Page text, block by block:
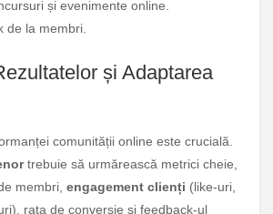
și evenimente online.
de la membri.
și Adaptarea
comunității online este crucială.
trebuie să urmărească metrici cheie,
membri, engagement clienți (like-uri,
rata de conversie și feedback-ul